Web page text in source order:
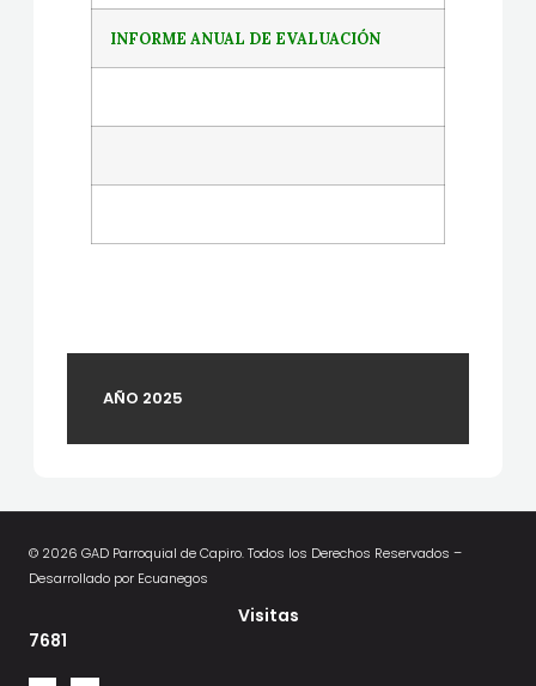
AÑO 2025
INFORME ANUAL DE EVALUACIÓN
© 2026 GAD Parroquial de Capiro. Todos los Derechos Reservados –
Desarrollado por Ecuanegos
Visitas
7681